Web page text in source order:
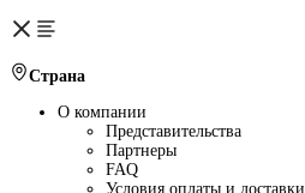
Страна
О компании
Представительства
Партнеры
FAQ
Условия оплаты и доставки